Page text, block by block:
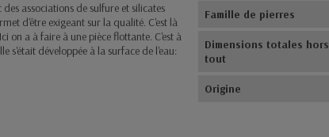
associations de sulfure et silicates
d'être exigeant sur la qualité. C'est là
on a à faire à une pièce flottante. C'est à
s'était développée à la surface de l'eau:
Famille de pierres
Dimensions totales hors
tout
Origine